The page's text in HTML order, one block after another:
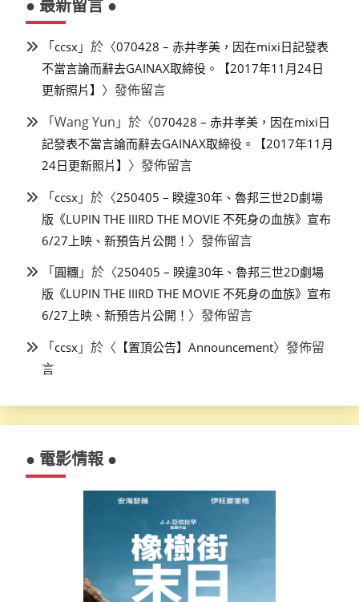
● 最新留言 ●
「ccsx 」於〈070428 – 赤井孝美，因在mixi日記發表
不當言論而辭去GAINAX取締役。【2017年11月24日
更新照片】 〉發佈留言
「Wang Yun 」於〈070428 – 赤井孝美，因在mixi日
記發表不當言論而辭去GAINAX取締役。【2017年11月
24日更新照片】 〉發佈留言
「ccsx 」於〈250405 – 睽違30年、魯邦三世2D劇場
版《LUPIN THE IIIRD THE MOVIE 不死身の血族》宣布
6/27上映、新預告片公開！ 〉發佈留言
「圓糰 」於〈250405 – 睽違30年、魯邦三世2D劇場
版《LUPIN THE IIIRD THE MOVIE 不死身の血族》宣布
6/27上映、新預告片公開！ 〉發佈留言
「ccsx 」於〈 【置頂公告】Announcement〉發佈留
言
● 電影情報 ●